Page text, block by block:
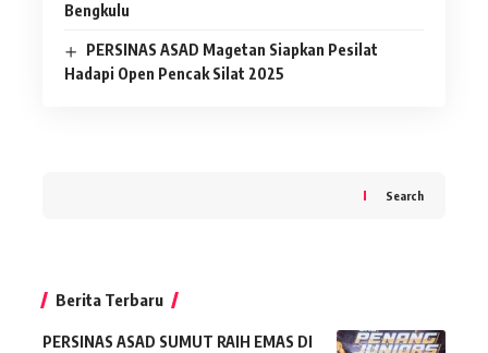
Bengkulu
PERSINAS ASAD Magetan Siapkan Pesilat
Hadapi Open Pencak Silat 2025
Search
Berita Terbaru
PERSINAS ASAD SUMUT RAIH EMAS DI